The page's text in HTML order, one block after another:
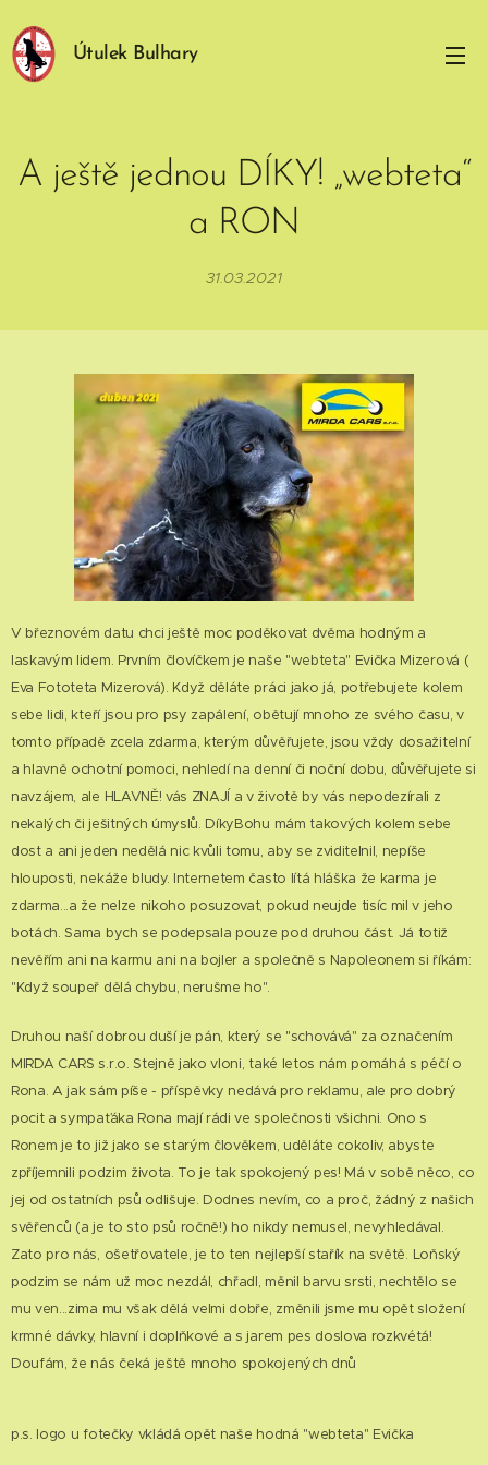
Útulek Bulhary
A ještě jednou DÍKY! „webteta“
a RON
31.03.2021
V březnovém datu chci ještě moc poděkovat dvěma hodným a
laskavým lidem. Prvním človíčkem je naše "webteta" Evička Mizerová (
Eva Fototeta Mizerová). Když děláte práci jako já, potřebujete kolem
sebe lidi, kteří jsou pro psy zapálení, obětují mnoho ze svého času, v
tomto případě zcela zdarma, kterým důvěřujete, jsou vždy dosažitelní
a hlavně ochotní pomoci, nehledí na denní či noční dobu, důvěřujete si
navzájem, ale HLAVNĚ! vás ZNAJÍ a v životě by vás nepodezírali z
nekalých či ješitných úmyslů. DíkyBohu mám takových kolem sebe
dost a ani jeden nedělá nic kvůli tomu, aby se zviditelnil, nepíše
hlouposti, nekáže bludy. Internetem často lítá hláška že karma je
zdarma...a že nelze nikoho posuzovat, pokud neujde tisíc mil v jeho
botách. Sama bych se podepsala pouze pod druhou část. Já totiž
nevěřím ani na karmu ani na bojler a společně s Napoleonem si říkám:
"Když soupeř dělá chybu, nerušme ho".
Druhou naší dobrou duší je pán, který se "schovává" za označením
MIRDA CARS s.r.o. Stejně jako vloni, také letos nám pomáhá s péčí o
Rona. A jak sám píše - příspěvky nedává pro reklamu, ale pro dobrý
pocit a sympaťáka Rona mají rádi ve společnosti všichni. Ono s
Ronem je to již jako se starým člověkem, uděláte cokoliv, abyste
zpříjemnili podzim života. To je tak spokojený pes! Má v sobě něco, co
jej od ostatních psů odlišuje. Dodnes nevím, co a proč, žádný z našich
svěřenců (a je to sto psů ročně!) ho nikdy nemusel, nevyhledával.
Zato pro nás, ošetřovatele, je to ten nejlepší stařík na světě. Loňský
podzim se nám už moc nezdál, chřadl, měnil barvu srsti, nechtělo se
mu ven...zima mu však dělá velmi dobře, změnili jsme mu opět složení
krmné dávky, hlavní i doplňkové a s jarem pes doslova rozkvétá!
Doufám, že nás čeká ještě mnoho spokojených dnů 😊
p.s. logo u fotečky vkládá opět naše hodná "webteta" Evička